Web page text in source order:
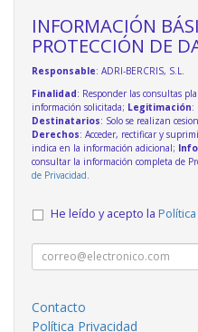
INFORMACIÓN
PROTECCIÓN DE
Responsable: ADRI-BERCRIS, S.L.
Finalidad: Responder las consultas
información solicitada; Legitimación:
Destinatarios: Solo se realizan
Derechos: Acceder, rectificar y
indica en la información adicional;
consultar la información completa de
de Privacidad
He leído y acepto la
Contacto
Política Privacidad